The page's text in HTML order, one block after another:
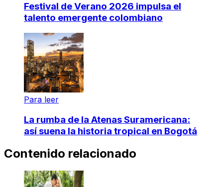
Festival de Verano 2026 impulsa el
talento emergente colombiano
Para leer
La rumba de la Atenas Suramericana:
así suena la historia tropical en Bogotá
Contenido relacionado